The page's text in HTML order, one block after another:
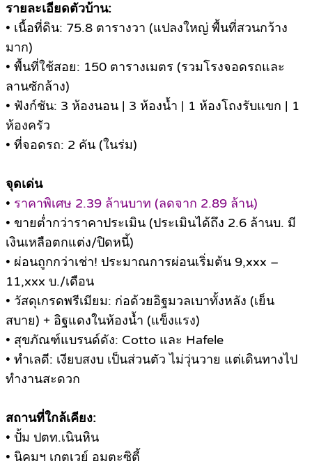
รายละเอียดตัวบ้าน:
• เนื้อที่ดิน: 75.8 ตารางวา (แปลงใหญ่ พื้นที่สวนกว้าง
มาก)
• พื้นที่ใช้สอย: 150 ตารางเมตร (รวมโรงจอดรถและ
ลานซักล้าง)
• ฟังก์ชัน: 3 ห้องนอน | 3 ห้องน้ำ | 1 ห้องโถงรับแขก | 1
ห้องครัว
• ที่จอดรถ: 2 คัน (ในร่ม)
จุดเด่น
• ราคาพิเศษ 2.39 ล้านบาท (ลดจาก 2.89 ล้าน)
• ขายต่ำกว่าราคาประเมิน (ประเมินได้ถึง 2.6 ล้านบ. มี
เงินเหลือตกแต่ง/ปิดหนี้)
• ผ่อนถูกกว่าเช่า! ประมาณการผ่อนเริ่มต้น 9,xxx –
11,xxx บ./เดือน
• วัสดุเกรดพรีเมียม: ก่อด้วยอิฐมวลเบาทั้งหลัง (เย็น
สบาย) + อิฐแดงในห้องน้ำ (แข็งแรง)
• สุขภัณฑ์แบรนด์ดัง: Cotto และ Hafele
• ทำเลดี: เงียบสงบ เป็นส่วนตัว ไม่วุ่นวาย แต่เดินทางไป
ทำงานสะดวก
สถานที่ใกล้เคียง:
• ปั้ม ปตท.เนินหิน
• นิคมฯ เกตเวย์ อมตะซิตี้